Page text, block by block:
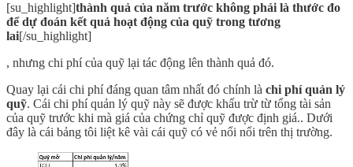
[su_highlight]thành quả của năm trước không phải là thước đo
để dự đoán kết quả hoạt động của quỹ trong tương
lai[/su_highlight]
, nhưng chi phí của quỹ lại tác động lên thành quả đó.
Quay lại cái chi phí đáng quan tâm nhất đó chính là chi phí quản lý
quỹ. Cái chi phí quản lý quỹ này sẽ được khấu trừ từ tổng tài sản
của quỹ trước khi mà giá của chứng chỉ quỹ được định giá.. Dưới
đây là cái bảng tôi liệt kê vài cái quỹ có vẻ nổi nổi trên thị trường.